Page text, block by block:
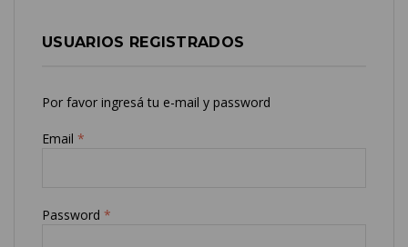
USUARIOS REGISTRADOS
Por favor ingresá tu e-mail y password
Email *
Password *